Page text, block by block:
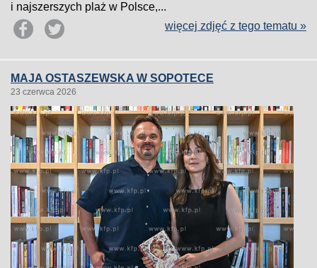
i najszerszych plaż w Polsce,...
więcej zdjęć z tego tematu »
MAJA OSTASZEWSKA W SOPOTECE
23 czerwca 2026